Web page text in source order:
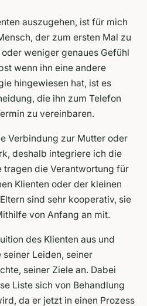
auszugehen, ist für mich
der zum ersten Mal zu
weniger genaues Gefühl
wenn ihn eine andere
hingewiesen hat, ist es
die ihn zum Telefon
zu vereinbaren.
Verbindung zur Mutter oder
deshalb integriere ich die
tragen die Verantwortung für
Klienten oder der kleinen
sind sehr kooperativ, sie
von Anfang an mit.
des Klienten aus und
Leiden, seiner
seiner Ziele an. Dabei
Liste sich von Behandlung
da er jetzt in einen Prozess